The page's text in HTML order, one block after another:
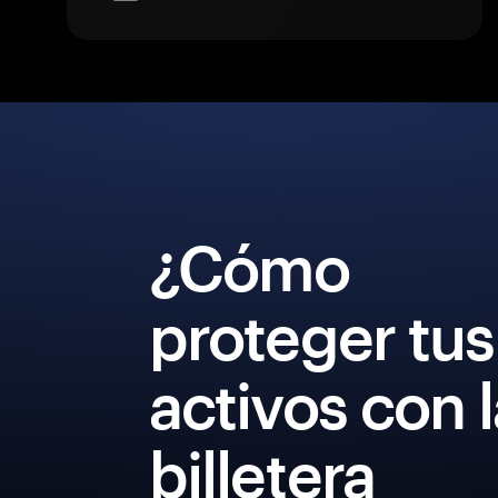
¿Cómo
proteger tus
activos con
billetera